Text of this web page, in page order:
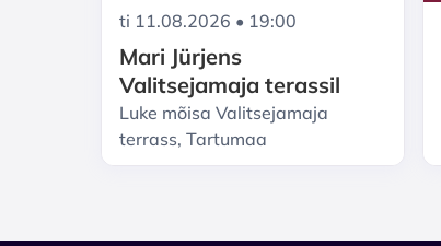
ti 11.08.2026 • 19:00
Mari Jürjens
Valitsejamaja terassil
Luke mõisa Valitsejamaja
terrass, Tartumaa